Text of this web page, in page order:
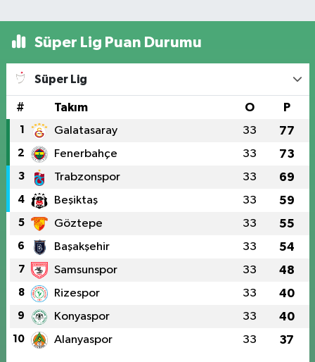
Süper Lig Puan Durumu
Süper Lig
# Takım O P
1 Galatasaray 33 77
2 Fenerbahçe 33 73
3 Trabzonspor 33 69
4 Beşiktaş 33 59
5 Göztepe 33 55
6 Başakşehir 33 54
7 Samsunspor 33 48
8 Rizespor 33 40
9 Konyaspor 33 40
10 Alanyaspor 33 37